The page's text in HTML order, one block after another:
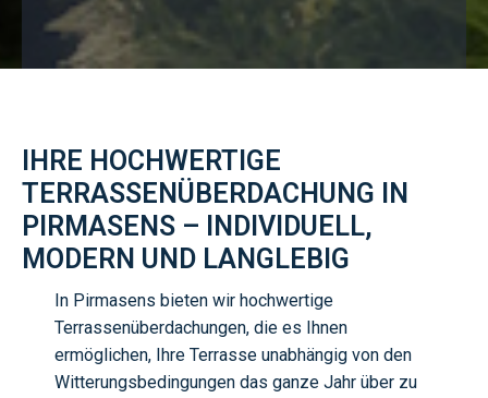
IHRE HOCHWERTIGE
TERRASSENÜBERDACHUNG IN
PIRMASENS – INDIVIDUELL,
MODERN UND LANGLEBIG
In Pirmasens bieten wir hochwertige
Terrassenüberdachungen, die es Ihnen
ermöglichen, Ihre Terrasse unabhängig von den
Witterungsbedingungen das ganze Jahr über zu